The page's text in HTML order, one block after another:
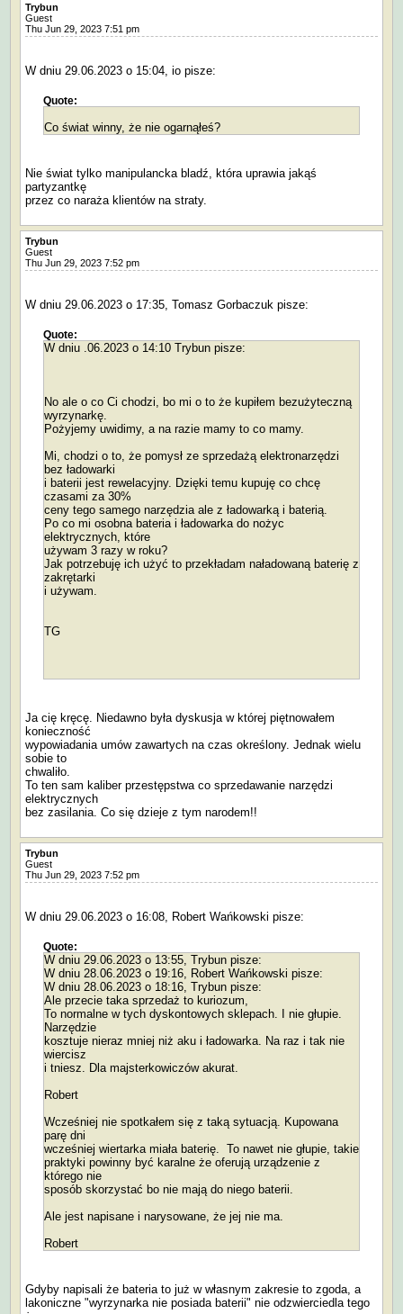
Trybun
Guest
Thu Jun 29, 2023 7:51 pm
W dniu 29.06.2023 o 15:04, io pisze:
Quote:
Co świat winny, że nie ogarnąłeś?
Nie świat tylko manipulancka bladź, która uprawia jakąś
partyzantkę
przez co naraża klientów na straty.
Trybun
Guest
Thu Jun 29, 2023 7:52 pm
W dniu 29.06.2023 o 17:35, Tomasz Gorbaczuk pisze:
Quote:
W dniu .06.2023 o 14:10 Trybun pisze:
No ale o co Ci chodzi, bo mi o to że kupiłem bezużyteczną
wyrzynarkę.
Pożyjemy uwidimy, a na razie mamy to co mamy.
Mi, chodzi o to, że pomysł ze sprzedażą elektronarzędzi
bez ładowarki
i baterii jest rewelacyjny. Dzięki temu kupuję co chcę
czasami za 30%
ceny tego samego narzędzia ale z ładowarką i baterią.
Po co mi osobna bateria i ładowarka do nożyc
elektrycznych, które
używam 3 razy w roku?
Jak potrzebuję ich użyć to przekładam naładowaną baterię z
zakrętarki
i używam.
TG
Ja cię kręcę. Niedawno była dyskusja w której piętnowałem
konieczność
wypowiadania umów zawartych na czas określony. Jednak wielu
sobie to
chwaliło.
To ten sam kaliber przestępstwa co sprzedawanie narzędzi
elektrycznych
bez zasilania. Co się dzieje z tym narodem!!
Trybun
Guest
Thu Jun 29, 2023 7:52 pm
W dniu 29.06.2023 o 16:08, Robert Wańkowski pisze:
Quote:
W dniu 29.06.2023 o 13:55, Trybun pisze:
W dniu 28.06.2023 o 19:16, Robert Wańkowski pisze:
W dniu 28.06.2023 o 18:16, Trybun pisze:
Ale przecie taka sprzedaż to kuriozum,
To normalne w tych dyskontowych sklepach. I nie głupie.
Narzędzie
kosztuje nieraz mniej niż aku i ładowarka. Na raz i tak nie
wiercisz
i tniesz. Dla majsterkowiczów akurat.
Robert
Wcześniej nie spotkałem się z taką sytuacją. Kupowana
parę dni
wcześniej wiertarka miała baterię. To nawet nie głupie, takie
praktyki powinny być karalne że oferują urządzenie z
którego nie
sposób skorzystać bo nie mają do niego baterii.
Ale jest napisane i narysowane, że jej nie ma.
Robert
Gdyby napisali że bateria to już w własnym zakresie to zgoda, a
lakoniczne "wyrzynarka nie posiada baterii" nie odzwierciedla tego